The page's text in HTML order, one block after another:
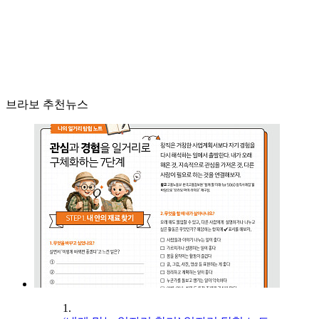
브라보 추천뉴스
1.